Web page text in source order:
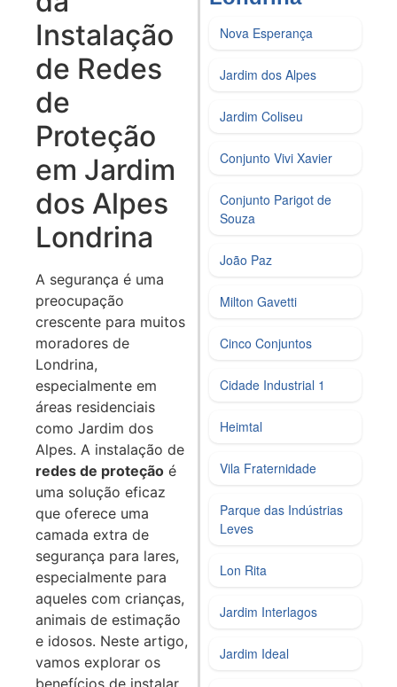
Instalação
de Redes
de
Proteção
em Jardim
dos Alpes
Londrina
A segurança é uma
preocupação
crescente para muitos
moradores de
Londrina,
especialmente em
áreas residenciais
como Jardim dos
Alpes. A instalação de
redes de proteção é
uma solução eficaz
que oferece uma
camada extra de
segurança para lares,
especialmente para
aqueles com crianças,
animais de estimação
e idosos. Neste artigo,
vamos explorar os
Nova Esperança
Jardim dos Alpes
Jardim Coliseu
Conjunto Vivi Xavier
Conjunto Parigot de
Souza
João Paz
Milton Gavetti
Cinco Conjuntos
Cidade Industrial 1
Heimtal
Vila Fraternidade
Parque das Indústrias
Leves
Lon Rita
Jardim Interlagos
Jardim Ideal